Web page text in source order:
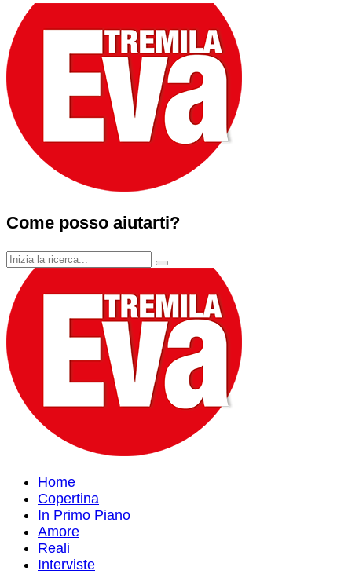
Come posso aiutarti?
Home
Copertina
In Primo Piano
Amore
Reali
Interviste